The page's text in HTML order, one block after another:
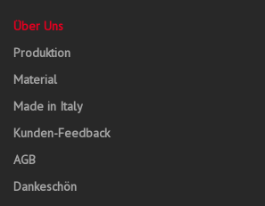
Über Uns
Produktion
Material
Made in Italy
Kunden-Feedback
AGB
Dankeschön